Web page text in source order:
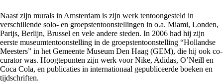
Naast zijn murals in Amsterdam is zijn werk tentoongesteld in
verschillende solo- en groepstentoonstellingen in o.a. Miami, Londen,
Parijs, Berlijn, Brussel en vele andere steden. In 2006 had hij zijn
eerste museumtentoonstelling in de groepstentoonstelling “Hollandse
Meesters” in het Gemeente Museum Den Haag (GEM), die hij ook co-
curator was. Hoogtepunten zijn werk voor Nike, Adidas, O’Neill en
Coca Cola, en publicaties in internationaal gepubliceerde boeken en
tijdschriften.